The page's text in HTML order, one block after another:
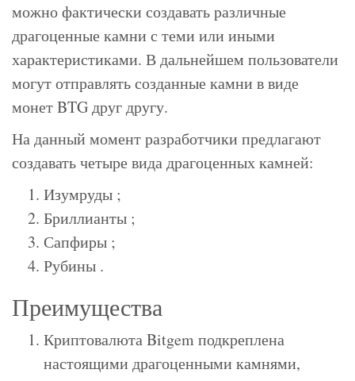
можно фактически создавать различные
драгоценные камни с теми или иными
характеристиками. В дальнейшем пользователи
могут отправлять созданные камни в виде
монет BTG друг другу.
На данный момент разработчики предлагают
создавать четыре вида драгоценных камней:
Изумруды ;
Бриллианты ;
Сапфиры ;
Рубины .
Преимущества
Криптовалюта Bitgem подкреплена
настоящими драгоценными камнями,